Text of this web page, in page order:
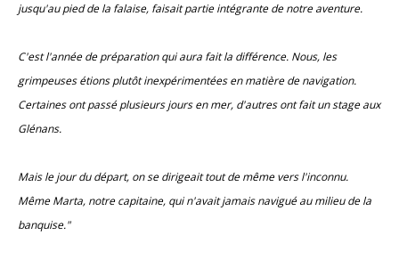
jusqu'au pied de la falaise, faisait partie intégrante de notre aventure.
C'est l'année de préparation qui aura fait la différence. Nous, les
grimpeuses étions plutôt inexpérimentées en matière de navigation.
Certaines ont passé plusieurs jours en mer, d'autres ont fait un stage aux
Glénans.
Mais le jour du départ, on se dirigeait tout de même vers l'inconnu.
Même Marta, notre capitaine, qui n'avait jamais navigué au milieu de la
banquise."